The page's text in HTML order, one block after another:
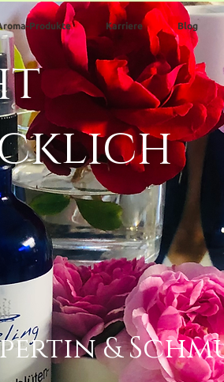
Produkte Karriere Blog
&